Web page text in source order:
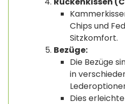
Chips und
Sitzkomfort.
Bezüge:
Die Bezüge
in
Dies